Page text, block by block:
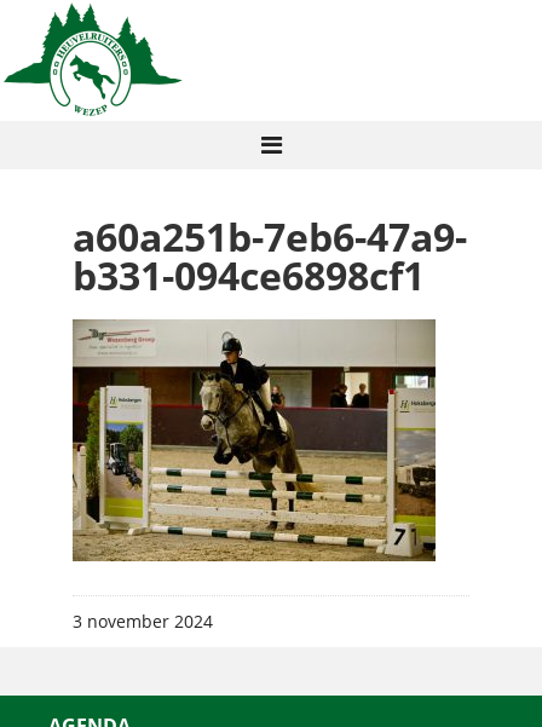
a60a251b-7eb6-47a9-
b331-094ce6898cf1
3 november 2024